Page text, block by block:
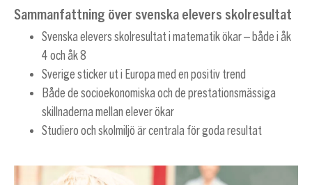
Sammanfattning över svenska elevers skolresultat
Svenska elevers skolresultat i matematik ökar – både i åk
4 och åk 8
Sverige sticker ut i Europa med en positiv trend
Både de socioekonomiska och de prestationsmässiga
skillnaderna mellan elever ökar
Studiero och skolmiljö är centrala för goda resultat